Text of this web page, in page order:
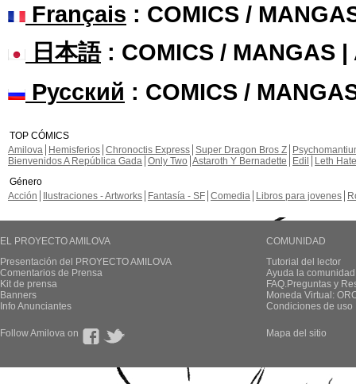
Français : COMICS /
日本語: COMICS / MANGAS |
Русский : COMICS /
TOP CÓMICS
Amilova
Hemisferios Chronoctis Express Super Dragon Bros Z
Bienvenidos A República Gada Only Two Astaroth Y Bernadette Edil
Leth Hate
Género
Acción
Ilustraciones - Artworks Fantasía - SF Comedia Libros para jovenes
EL PROYECTO AMILOVA
Presentación del PROYECTO AMILOVA
Comentarios de Prensa
Kit de prensa
Banners
Info Anunciantes
COMUNIDAD
Tutorial del lector
Ayuda la
FAQ.Preguntas y
Moneda Virtual:
Condiciones de uso
Follow Amilova on Mapa del sitio